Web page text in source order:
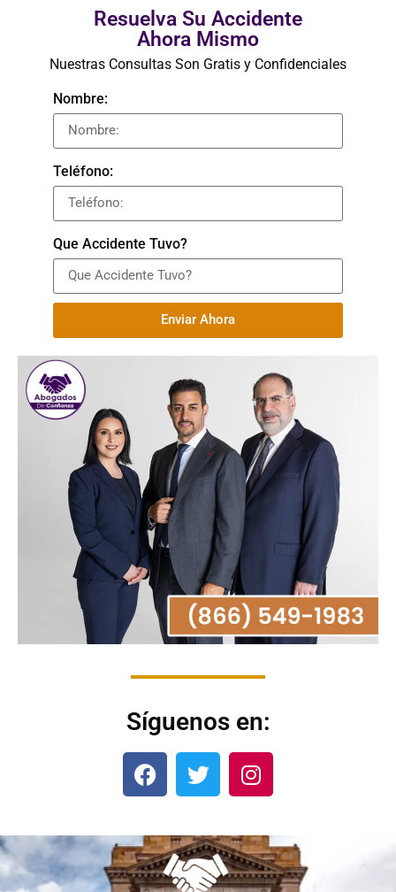
Resuelva Su Accidente
Ahora Mismo
Nuestras Consultas Son Gratis y Confidenciales
Nombre:
Teléfono:
Que Accidente Tuvo?
Enviar Ahora
Síguenos en: